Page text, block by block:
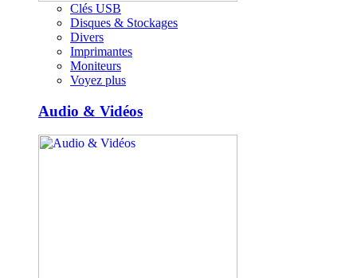
Clés USB
Disques & Stockages
Divers
Imprimantes
Moniteurs
Voyez plus
Audio & Vidéos